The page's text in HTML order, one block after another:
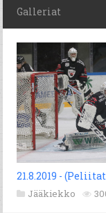
Galleriat
21.8.2019 -
Jääkiekko